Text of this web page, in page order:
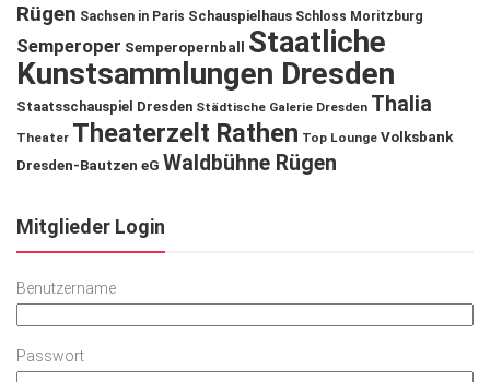
Rügen Sachsen in Paris Schauspielhaus Schloss Moritzburg
Semperoper Semperopernball
Staatliche
Kunstsammlungen Dresden
Staatsschauspiel Dresden Städtische Galerie Dresden Thalia
Theater Theaterzelt Rathen Top Lounge Volksbank
Dresden-Bautzen eG Waldbühne Rügen
Mitglieder Login
Benutzername
Passwort